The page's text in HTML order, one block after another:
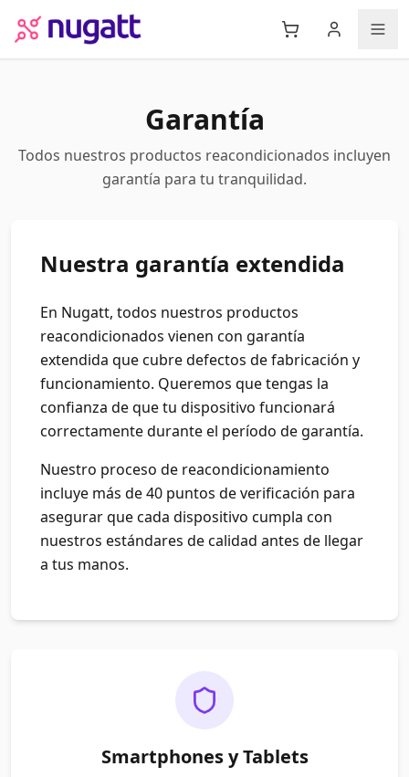
Garantía
Todos nuestros productos reacondicionados incluyen
garantía para tu tranquilidad.
Nuestra garantía extendida
En Nugatt, todos nuestros productos
reacondicionados vienen con garantía
extendida que cubre defectos de fabricación y
funcionamiento. Queremos que tengas la
confianza de que tu dispositivo funcionará
correctamente durante el período de garantía.
Nuestro proceso de reacondicionamiento
incluye más de 40 puntos de verificación para
asegurar que cada dispositivo cumpla con
nuestros estándares de calidad antes de llegar
a tus manos.
Smartphones y Tablets